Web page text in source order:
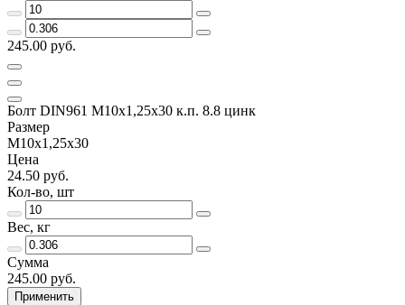
245.00 руб.
Болт DIN961 М10х1,25х30 к.п. 8.8 цинк
Размер
М10х1,25х30
Цена
24.50 руб.
Кол-во, шт
Вес, кг
Сумма
245.00 руб.
Применить